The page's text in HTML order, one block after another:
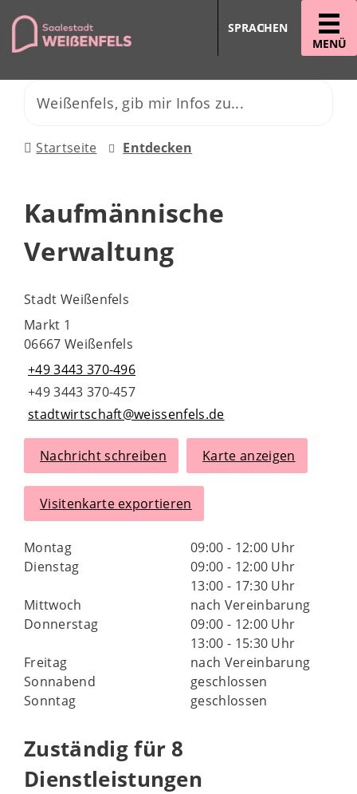
MENÜ
SPRACHEN
Startseite Entdecken
Kaufmännische
Verwaltung
Stadt Weißenfels
Markt 1
06667 Weißenfels
+49 3443 370-496
+49 3443 370-457
stadtwirtschaft@weissenfels.de
Nachricht schreiben Karte anzeigen
Visitenkarte exportieren
Montag
09:00 - 12:00 Uhr
Dienstag
09:00 - 12:00 Uhr
13:00 - 17:30 Uhr
Mittwoch
nach Vereinbarung
Donnerstag
09:00 - 12:00 Uhr
13:00 - 15:30 Uhr
Freitag
nach Vereinbarung
Sonnabend
geschlossen
Sonntag
geschlossen
Zuständig für 8
Dienstleistungen